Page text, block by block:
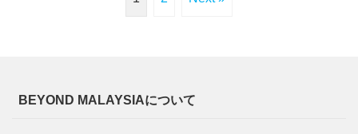
BEYOND MALAYSIAについて